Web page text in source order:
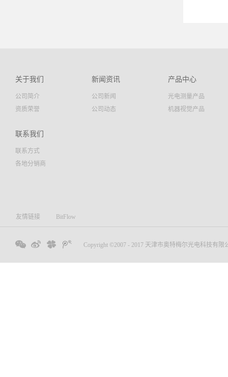
关于我们
公司简介
资质荣誉
新闻资讯
公司新闻
公司动态
产品中心
光电测量产品
机器视觉产品
联系我们
联系方式
各地分销商
友情链接 BitFlow
Copyright ©2007 - 2017 天津市奥特梅尔光电科技有限